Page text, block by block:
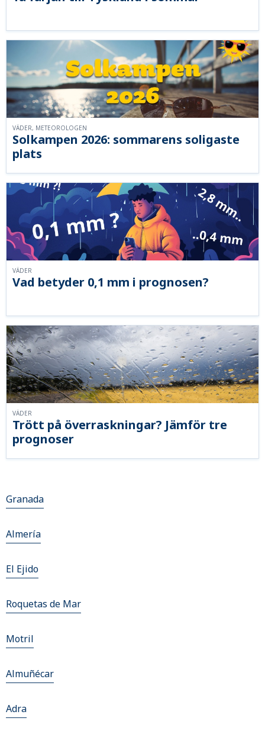
Solkampen 2026: sommarens soligaste
plats
VÄDER, METEOROLOGEN
Vad betyder 0,1 mm i prognosen?
VÄDER
Trött på överraskningar? Jämför tre
prognoser
VÄDER
Granada
Almería
El Ejido
Roquetas de Mar
Motril
Almuñécar
Adra